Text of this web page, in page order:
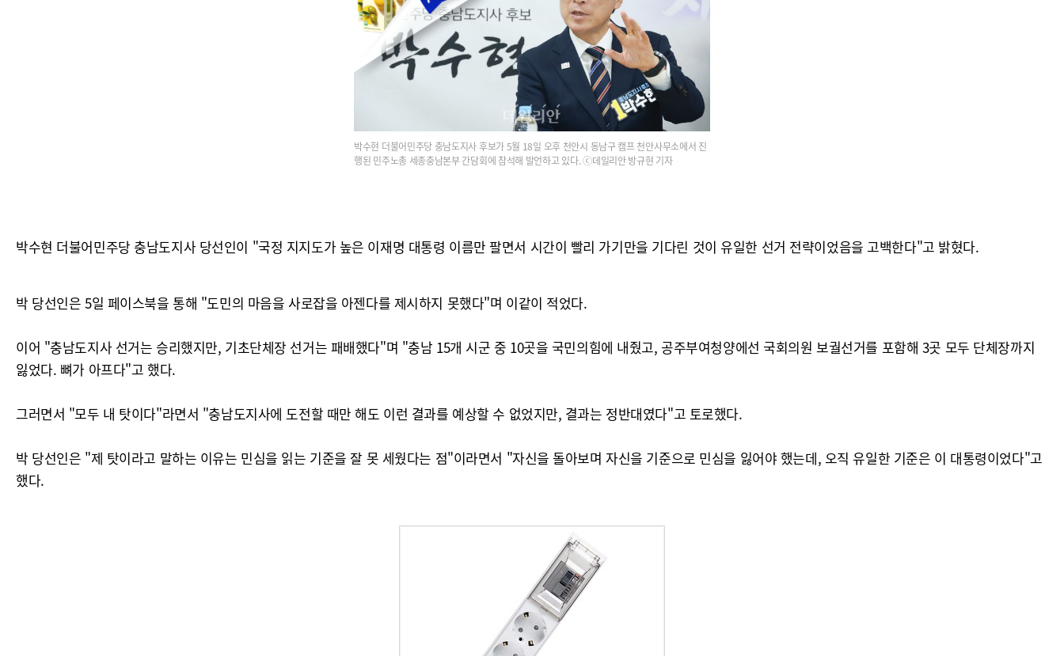
박수현 더불어민주당 충남도지사 후보가 5월 18일 오후 천안시 동남구 캠프 천안사무소에서 진
행된 민주노총 세종충남본부 간담회에 참석해 발언하고 있다. ⓒ데일리안 방규현 기자
박수현 더불어민주당 충남도지사 당선인이 "국정 지지도가 높은 이재명 대통령 이름만 팔면서 시간이 빨리 가기만을 기다린 것이 유일한 선거 전략이었음을 고백한다"고 밝혔다.
박 당선인은 5일 페이스북을 통해 "도민의 마음을 사로잡을 아젠다를 제시하지 못했다"며 이같이 적었다.
이어 "충남도지사 선거는 승리했지만, 기초단체장 선거는 패배했다"며 "충남 15개 시군 중 10곳을 국민의힘에 내줬고, 공주부여청양에선 국회의원 보궐선거를 포함해 3곳 모두 단체장까지
잃었다. 뼈가 아프다"고 했다.
그러면서 "모두 내 탓이다"라면서 "충남도지사에 도전할 때만 해도 이런 결과를 예상할 수 없었지만, 결과는 정반대였다"고 토로했다.
박 당선인은 "제 탓이라고 말하는 이유는 민심을 읽는 기준을 잘 못 세웠다는 점"이라면서 "자신을 돌아보며 자신을 기준으로 민심을 잃어야 했는데, 오직 유일한 기준은 이 대통령이었다"고
했다.